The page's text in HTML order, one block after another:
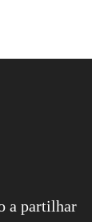
a partilhar